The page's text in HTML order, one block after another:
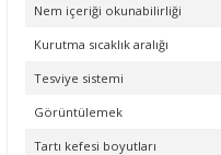
Nem içeriği okunabilirliği
Kurutma sıcaklık aralığı
Tesviye sistemi
Görüntülemek
Tartı kefesi boyutları